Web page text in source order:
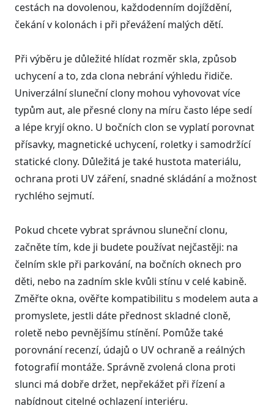
cestách na dovolenou, každodenním dojíždění,
čekání v kolonách i při převážení malých dětí.
Při výběru je důležité hlídat rozměr skla, způsob
uchycení a to, zda clona nebrání výhledu řidiče.
Univerzální sluneční clony mohou vyhovovat více
typům aut, ale přesné clony na míru často lépe sedí
a lépe kryjí okno. U bočních clon se vyplatí porovnat
přísavky, magnetické uchycení, roletky i samodržící
statické clony. Důležitá je také hustota materiálu,
ochrana proti UV záření, snadné skládání a možnost
rychlého sejmutí.
Pokud chcete vybrat správnou sluneční clonu,
začněte tím, kde ji budete používat nejčastěji: na
čelním skle při parkování, na bočních oknech pro
děti, nebo na zadním skle kvůli stínu v celé kabině.
Změřte okna, ověřte kompatibilitu s modelem auta a
promyslete, jestli dáte přednost skladné cloně,
roletě nebo pevnějšímu stínění. Pomůže také
porovnání recenzí, údajů o UV ochraně a reálných
fotografií montáže. Správně zvolená clona proti
slunci má dobře držet, nepřekážet při řízení a
nabídnout citelné ochlazení interiéru.